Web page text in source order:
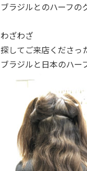
ブラジルとのハーフの
わざわざ
探してご来店くださっ
ブラジルと日本のハー